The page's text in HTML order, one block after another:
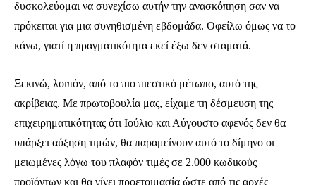
δυσκολεύομαι να συνεχίσω αυτήν την ανασκόπηση σαν να
πρόκειται για μια συνηθισμένη εβδομάδα. Οφείλω όμως να το
κάνω, γιατί η πραγματικότητα εκεί έξω δεν σταματά.
Ξεκινώ, λοιπόν, από το πιο πιεστικό μέτωπο, αυτό της
ακρίβειας. Με πρωτοβουλία μας, είχαμε τη δέσμευση της
επιχειρηματικότητας ότι Ιούλιο και Αύγουστο αφενός δεν θα
υπάρξει αύξηση τιμών, θα παραμείνουν αυτό το δίμηνο οι
μειωμένες λόγω του πλαφόν τιμές σε 2.000 κωδικούς
προϊόντων και θα γίνει προετοιμασία ώστε από τις αρχές